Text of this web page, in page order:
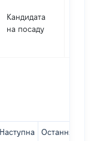
Кандидата
на посаду
Наступна Остання